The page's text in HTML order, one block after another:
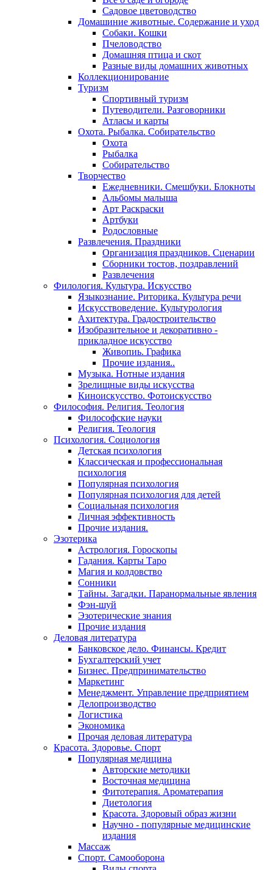
Садовое цветоводство
Домашиние животные. Содержание и уход
Собаки. Кошки
Пчеловодство
Домашняя птица и скот
Разные виды домашних животных
Коллекционирование
Туризм
Спортивный туризм
Путеводители. Разговорники
Атласы и карты
Охота. Рыбалка. Собирательство
Охота
Рыбалка
Собирательство
Творчество
Ежедневники. Смешбуки. Блокноты
Альбомы малыша
Арт Раскраски
Артбуки
Родословные
Развлечения. Праздники
Организация праздников. Сценарии
Сборники тостов, поздравлений
Развлечения
Филология. Культура. Искусство
Языкознание. Риторика. Культура речи
Искусствоведение. Культурология
Ахитектура. Градостроительство
Изобразительное и декоративно -
прикладное искусство
Живопиь. Графика
Прочие издания..
Музыка. Нотные издания
Зрелищные виды искусства
Киноискусство. Фотоискусство
Философия. Религия. Теология
Философские науки
Религия. Теология
Психология. Социология
Детская психология
Классическая и профессиональная
психология
Популярная психология
Популярная психология для детей
Социальная психология
Личная эффективность
Прочие издания.
Эзотерика
Астрология. Гороскопы
Гадания. Карты Таро
Магия и колдовство
Сонники
Тайны. Загадки. Паранормальные явления
Фэн-шуй
Эзотерические знания
Прочие издания
Деловая литература
Банковское дело. Финансы. Кредит
Бухгалтерский учет
Бизнес. Предпринимательство
Маркетинг
Менеджмент. Управление предприятием
Делопроизводство
Логистика
Экономика
Прочая деловая литература
Красота. Здоровье. Спорт
Популярная медицина
Авторские методики
Восточная медицина
Фитотерапия. Ароматерапия
Диетология
Красота. Здоровый образ жизни
Научно - популярные медицинские
издания
Массаж
Спорт. Самооборона